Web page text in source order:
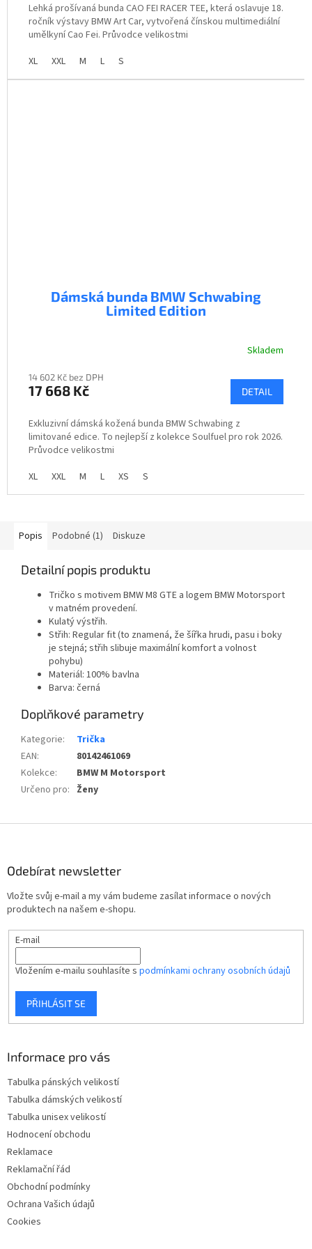
Lehká prošívaná bunda CAO FEI RACER TEE, která oslavuje 18.
ročník výstavy BMW Art Car, vytvořená čínskou multimediální
umělkyní Cao Fei. Průvodce velikostmi
XL
XXL M L S
Dámská bunda BMW Schwabing
Limited Edition
Skladem
14 602 Kč bez DPH
17 668 Kč DETAIL
Exkluzivní dámská kožená bunda BMW Schwabing z
limitované edice. To nejlepší z kolekce Soulfuel pro rok 2026.
Průvodce velikostmi
XL
XXL M L XS S
Popis Podobné (1) Diskuze
Detailní popis produktu
Tričko s motivem BMW M8 GTE a logem BMW Motorsport
v matném provedení.
Kulatý výstřih.
Střih: Regular fit (to znamená, že šířka hrudi, pasu i boky
je stejná; střih slibuje maximální komfort a volnost
pohybu)
Materiál: 100% bavlna
Barva: černá
Doplňkové parametry
Kategorie:
Trička
EAN:
80142461069
Kolekce:
BMW M Motorsport
Určeno pro: Ženy
Odebírat newsletter
Vložte svůj e-mail a my vám budeme zasílat informace o nových
produktech na našem e-shopu.
E-mail
Vložením e-mailu souhlasíte s podmínkami ochrany osobních údajů
PŘIHLÁSIT SE
Informace pro vás
Tabulka pánských velikostí
Tabulka dámských velikostí
Tabulka unisex velikostí
Hodnocení obchodu
Reklamace
Reklamační řád
Obchodní podmínky
Ochrana Vašich údajů
Cookies